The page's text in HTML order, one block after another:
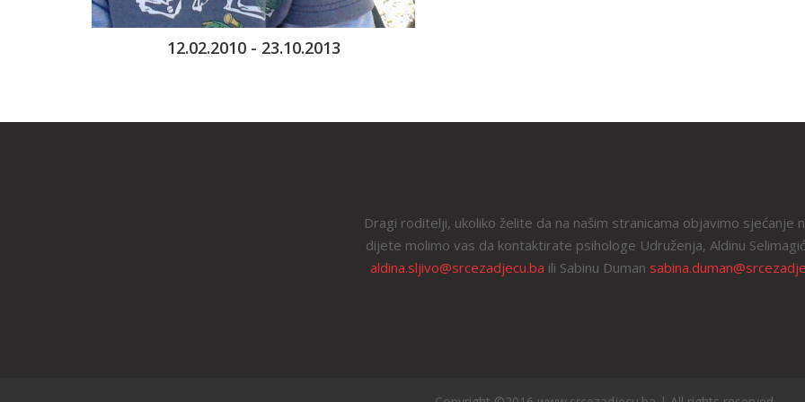
12.02.2010 - 23.10.2013
Dragi roditelji, ukoliko želite da na našim stranicama objavimo sjećanje
dijete molimo vas da kontaktirate psihologe Udruženja, Aldinu
aldina.sljivo@srcezadjecu.ba ili Sabinu Duman